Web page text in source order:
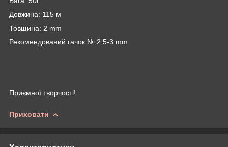
Довжина: 115 м
Товщина: 2 mm
Рекомендований гачок № 2.5-3 mm
Приємної творчості!
Приховати